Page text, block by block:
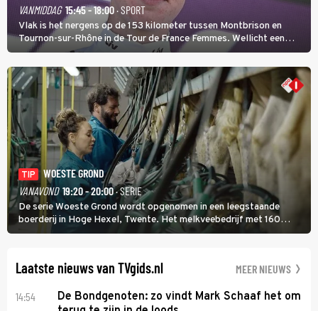
VANMIDDAG 15:45 - 18:00· SPORT
Vlak is het nergens op de 153 kilometer tussen Montbrison en
Tournon-sur-Rhône in de Tour de France Femmes. Wellicht een
kans voor Nienke Vinke, die vorig jaar de witte trui won.
TIP
WOESTE GROND
VANAVOND 19:20 - 20:00· SERIE
De serie Woeste Grond wordt opgenomen in een leegstaande
boerderij in Hoge Hexel, Twente. Het melkveebedrijf met 160
koeien moest sluiten, omdat het dicht bij een Natura 2000-gebied
Laatste nieuws van TVgids.nl MEER NIEUWS
14:54
De Bondgenoten: zo vindt Mark Schaaf het om